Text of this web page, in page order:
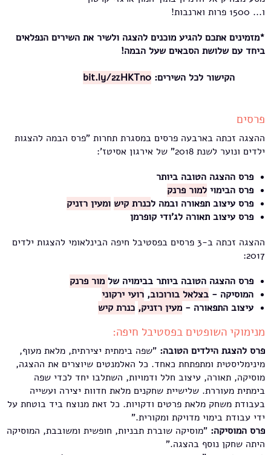
ו... 1500 פרות וארנבות!
*מזמינים אתכם להגיע מוכנים להצגה ולשיר את השירים הנפלאים
ביחד עם שלושת הסבאים שעל הבמה!
הקישור לכל השירים: bit.ly/2zHKTn0
פרסים
ההצגה זכתה בארבעה פרסים במסגרת תחרות "פרס הבמה להצגות
ילדים ונוער לשנת 2018" של אירגון אסיטז':
פרס ההצגה הטובה ביותר
פרס הבימוילמור פרנק
פרס עיצוב תפאורה ובמה לכנרת קיש ומעין רזניק
פרס עיצוב תאורה לג'ודי קופרמן
ההצגה זכתה ב-3 פרסים בפסטיבל חיפה הבינלאומי להצגות ילדים
2017:
פרס ההצגה הטובה ביותר בבימויה של מור פרנק
המוסיקה -בצלאל בורוכוב,רועי ירקוני
עיצוב התפאורה -מעין רזניק, כנרת קיש
מנימוקי השופטים בפסטיבל חיפה:
פרס להצגת הילדים הטובה: "שפה בימתית יצירתית, מלאת מעוף,
מינימליסטית ומתפתחת כאחד. כל האלמנטים שיוצרים את ההצגה,
מוסיקה, תאורה, עיצוב חלל ודמויות, השתלבו יחד לכדי שפה
בימתית מעוררת. שלישיית שחקנים מלאת חדוות יצירה ועשייה
בעבודת משחק מלאת פרטים ודקויות. כל זאת מנוצח ביד בוטחת על
ידי עבודת בימוי מדויקת ומקורית."
פרס המוסיקה: "מוסיקה שוברת תבניות, חופשית ומשובבת, המוסיקה
היתה שחקן נוסף בהצגה."